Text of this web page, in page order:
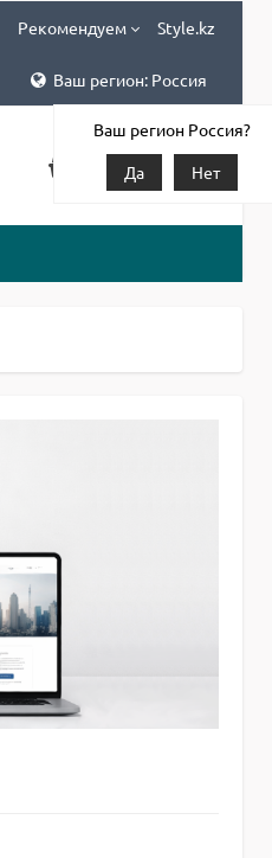
Рекомендуем Style.kz
Ваш регион: Россия
Ваш регион Россия?
Да
Нет